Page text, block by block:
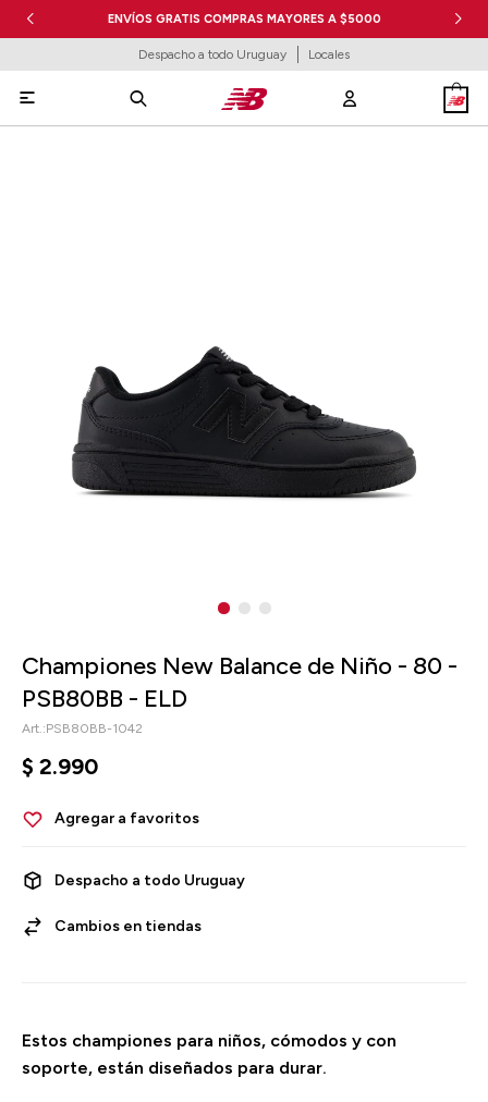
ENVÍOS GRATIS COMPRAS MAYORES A $5000
Despacho a todo Uruguay Locales

Championes New Balance de Niño - 80 -
PSB80BB - ELD
PSB80BB-1042
$ 2.990
Despacho a todo Uruguay
Cambios en tiendas
Estos championes para niños, cómodos y con
soporte, están diseñados para durar.